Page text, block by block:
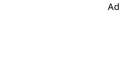
Ad